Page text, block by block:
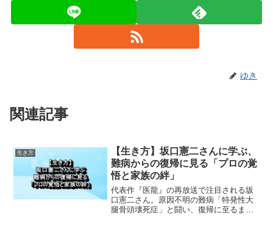
ゆき
関連記事
生き方
【生き方】坂口憲二さんに学ぶ、
難病からの復帰に見る「プロの覚
悟と家族の絆」
代表作『医龍』の再放送で注目される坂
口憲二さん。原因不明の難病「特発性大
腿骨頭壊死症」と闘い、復帰に至るまで